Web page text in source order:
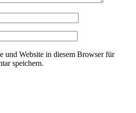
und Website in diesem Browser für
speichern.